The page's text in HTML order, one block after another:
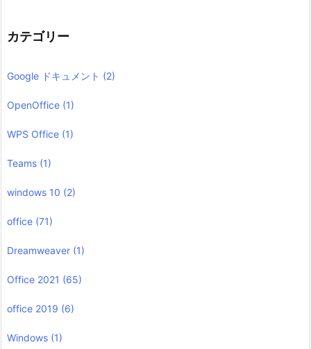
カテゴリー
Google ドキュメント (2)
OpenOffice (1)
WPS Office (1)
Teams (1)
windows 10 (2)
office (71)
Dreamweaver (1)
Office 2021 (65)
office 2019 (6)
Windows (1)